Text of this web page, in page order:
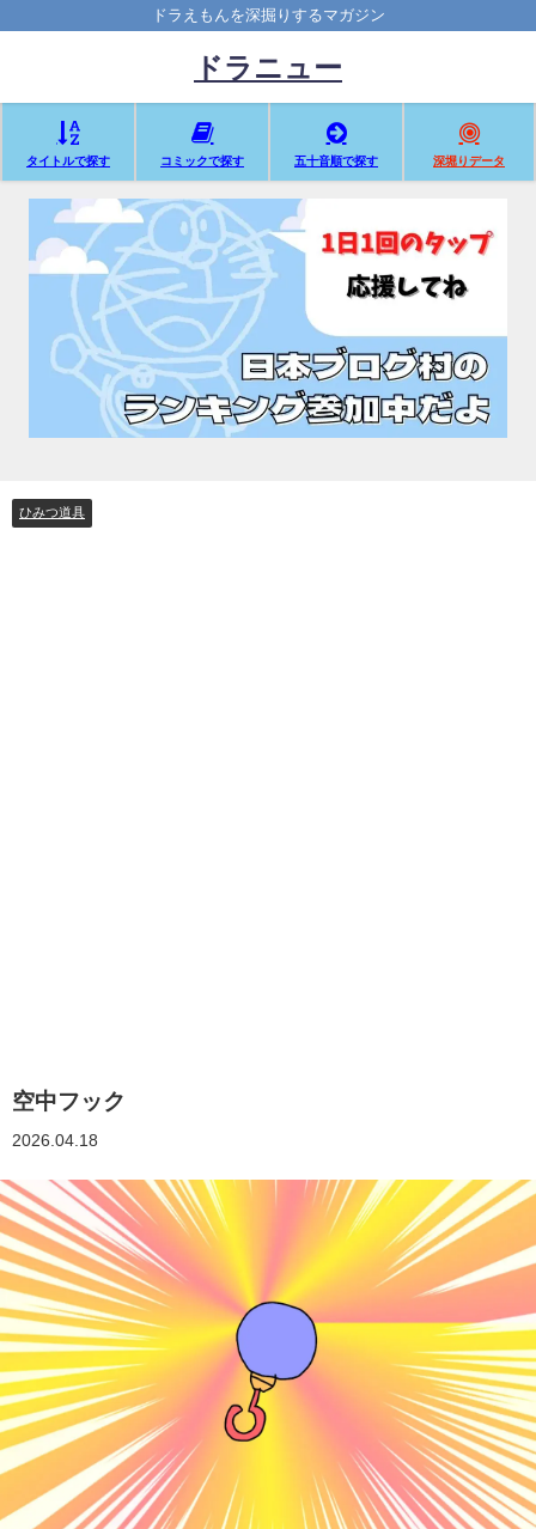
ドラえもんを深掘りするマガジン
ドラニュー
タイトルで探す コミックで探す 五十音順で探す 深堀りデータ
ひみつ道具
空中フック
2026.04.18